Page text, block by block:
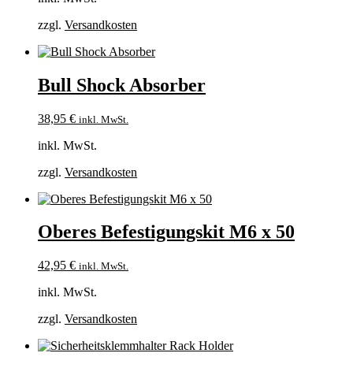
zzgl. Versandkosten
Bull Shock Absorber
38,95 € inkl. MwSt.
inkl. MwSt.
zzgl. Versandkosten
Oberes Befestigungskit M6 x 50
42,95 € inkl. MwSt.
inkl. MwSt.
zzgl. Versandkosten